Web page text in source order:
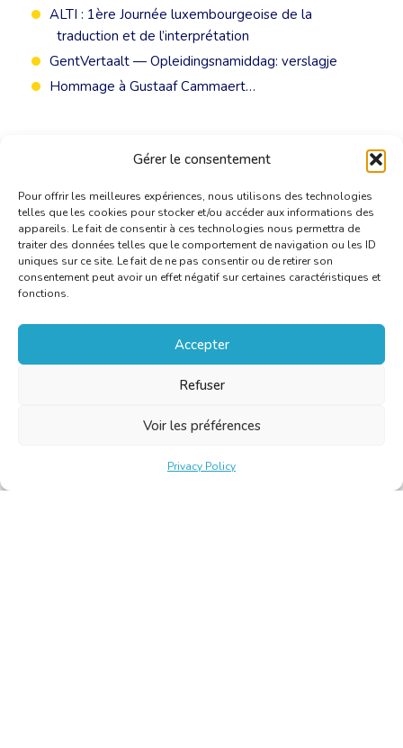
Gérer le consentement
Pour offrir les meilleures expériences, nous utilisons des technologies
telles que les cookies pour stocker et/ou accéder aux informations des
appareils. Le fait de consentir à ces technologies nous permettra de
traiter des données telles que le comportement de navigation ou les ID
uniques sur ce site. Le fait de ne pas consentir ou de retirer son
consentement peut avoir un effet négatif sur certaines caractéristiques et
fonctions.
Accepter
Refuser
Voir les préférences
Privacy Policy
ALTI : 1ère Journée luxembourgeoise de la
traduction et de l’interprétation
GentVertaalt — Opleidingsnamiddag: verslagje
Hommage à Gustaaf Cammaert…